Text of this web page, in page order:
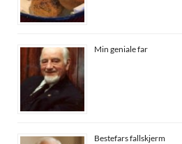
Min geniale far
Bestefars fallskjerm